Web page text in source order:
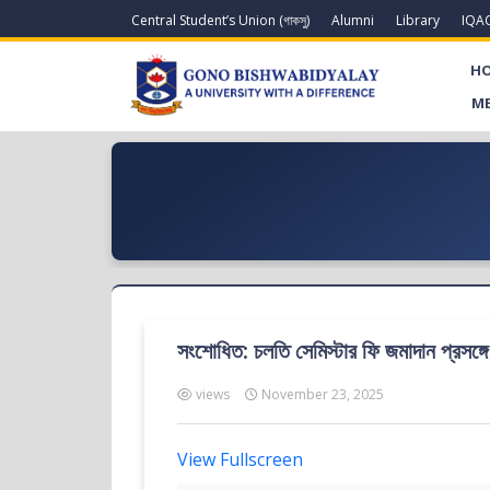
Central Student’s Union (গাকসু) Alumni Library
সংশোধিত: চলতি সেমিস্টার ফি জমাদান প্রসঙ্গে
views November 23, 2025
View Fullscreen